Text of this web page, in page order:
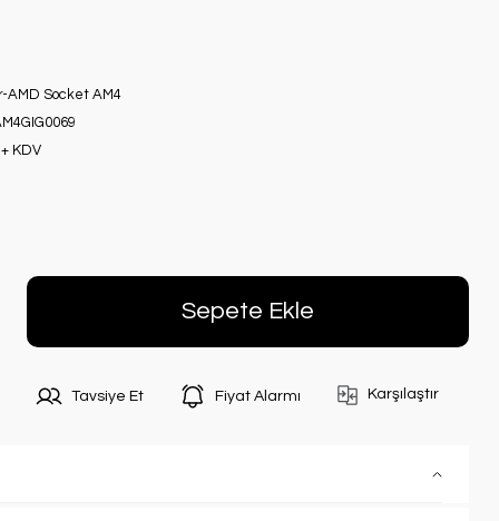
Socket AM4
KDV
Sepete Ekle
Tavsiye Et Fiyat Alarmı Karşılaştır